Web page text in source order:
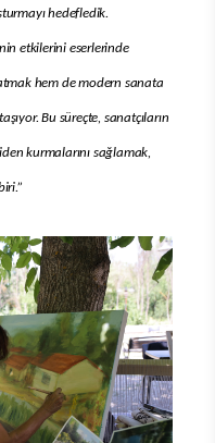
hedefledik.
etkilerini eserlerinde
hem de modern sanata
Bu süreçte, sanatçıların
kurmalarını sağlamak,
”